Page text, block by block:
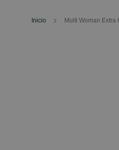
Inicio Multi Woman Extra